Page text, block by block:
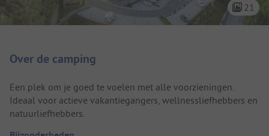
21
Over de camping
Een plek om je goed te voelen met alle voorzieningen.
Ideaal voor actieve vakantiegangers, wellnessliefhebbers en
natuurliefhebbers.